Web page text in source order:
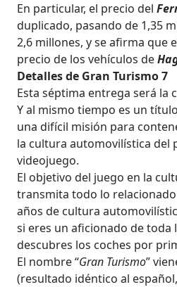
En particular, el precio del
duplicado, pasando de 1,35
2,6 millones, y se afirma que
precio de los vehículos de
Detalles de Gran Turismo 7
Esta séptima entrega será la
Y al mismo tiempo es un
una difícil misión para
la cultura automovilística del
videojuego.
El objetivo del juego en la
transmita todo lo
años de cultura
si eres un aficionado de toda
descubres los coches por
El nombre “Gran Turismo”
(resultado idéntico al